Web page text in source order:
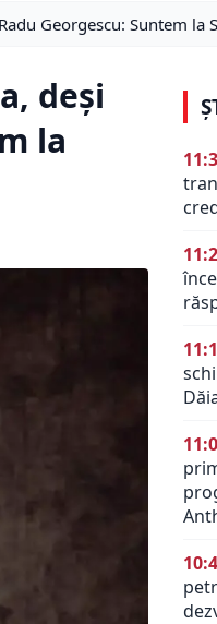
Georgescu: Suntem la
deși
la